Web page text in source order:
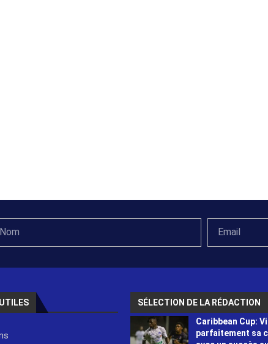
SÉLECTION DE LA RÉDACTION
Caribbean Cup:
parfaitement sa